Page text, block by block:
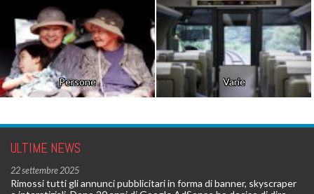
Persone Varie
ULTIME NEWS
22 settembre 2025
Rimossi tutti gli annunci pubblicitari in forma di banner, skyscraper